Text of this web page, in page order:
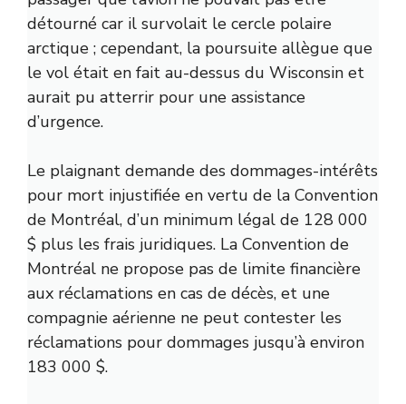
détourné car il survolait le cercle polaire
arctique ; cependant, la poursuite allègue que
le vol était en fait au-dessus du Wisconsin et
aurait pu atterrir pour une assistance
d’urgence.
Le plaignant demande des dommages-intérêts
pour mort injustifiée en vertu de la Convention
de Montréal, d’un minimum légal de 128 000
$ plus les frais juridiques. La Convention de
Montréal ne propose pas de limite financière
aux réclamations en cas de décès, et une
compagnie aérienne ne peut contester les
réclamations pour dommages jusqu’à environ
183 000 $.